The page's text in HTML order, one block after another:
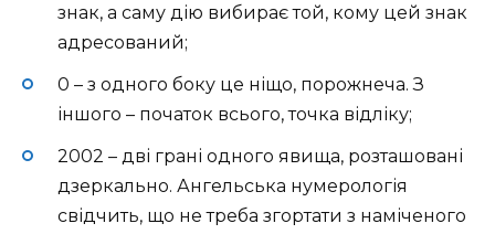
знак, а саму дію вибирає той, кому цей знак
адресований;
0 – з одного боку це ніщо, порожнеча. З
іншого – початок всього, точка відліку;
2002 – дві грані одного явища, розташовані
дзеркально. Ангельська нумерологія
свідчить, що не треба згортати з наміченого